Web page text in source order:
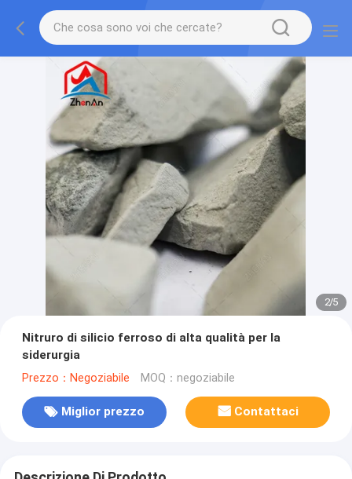
2/5
Nitruro di silicio ferroso di alta qualità per la
siderurgia
Prezzo：Negoziabile MOQ：negoziabile
Miglior prezzo Contattaci